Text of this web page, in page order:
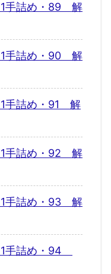
手詰め・89 解
手詰め・90 解
手詰め・91 解
手詰め・92 解
手詰め・93 解
手詰め・94